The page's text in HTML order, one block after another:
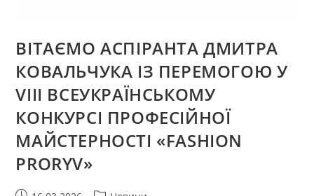
ВІТАЄМО АСПІРАНТА ДМИТРА
КОВАЛЬЧУКА ІЗ ПЕРЕМОГОЮ У
VIII ВСЕУКРАЇНСЬКОМУ
КОНКУРСІ ПРОФЕСІЙНОЇ
МАЙСТЕРНОСТІ «FASHION
PRORYV»